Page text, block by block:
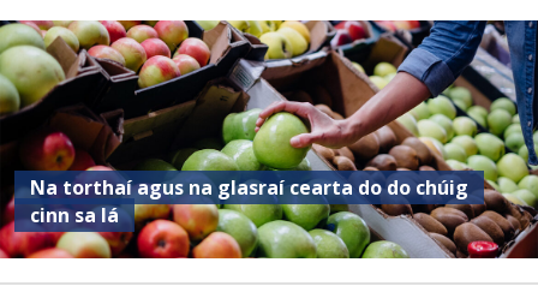
Na torthaí agus na glasraí cearta do do chúig
cinn sa lá